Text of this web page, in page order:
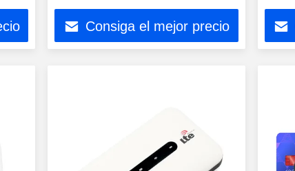
Portable 4G para Asia
Consiga el mejor precio